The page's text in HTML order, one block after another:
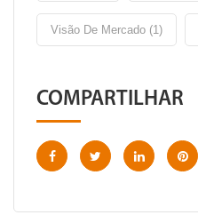
Visão De Mercado (1)
COMPARTILHAR